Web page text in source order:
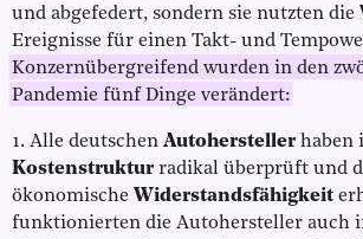
und abgefedert, sondern sie nutzten die
Ereignisse für einen Takt- und
Konzernübergreifend wurden in den
Pandemie fünf Dinge verändert:
1. Alle deutschen Autoherstellerhaben
Kostenstrukturradikal überprüft und
ökonomische Widerstandsfähigkeit
funktionierten die Autohersteller auch